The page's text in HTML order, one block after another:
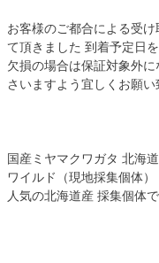
お客様のご都合による受
て頂きました 到着予定日
欠損の場合は保証対象外
さいますよう宜しくお願い
国産ミヤマクワガタ 北海
ワイルド（現地採集個体）
人気の北海道産 採集個体で